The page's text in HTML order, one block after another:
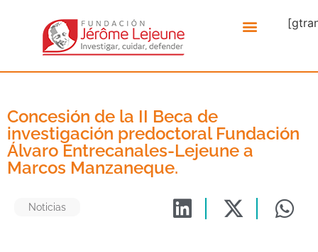
Concesión de la II Beca de
investigación predoctoral Fundación
Álvaro Entrecanales-Lejeune a
Marcos Manzaneque.
Noticias